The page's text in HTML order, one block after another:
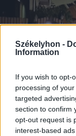
Székelyhon -
Information
If you wish to opt-
processing of
targeted
section to confirm
opt-out request is
interest-based
2026.